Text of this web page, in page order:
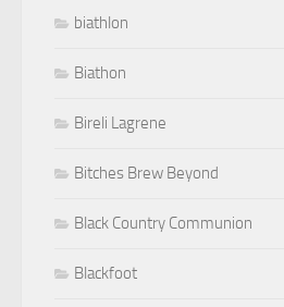
biathlon
Biathon
Bireli Lagrene
Bitches Brew Beyond
Black Country Communion
Blackfoot